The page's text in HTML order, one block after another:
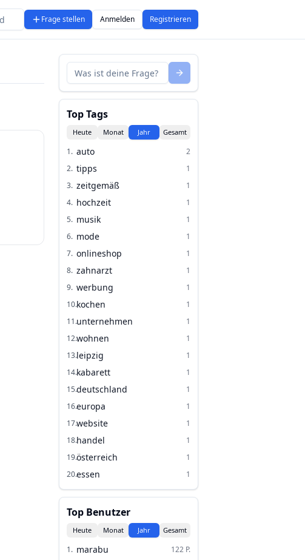
Frage stellen Anmelden Registrieren
Top Tags
Heute Monat Jahr Gesamt
1. auto
2
2. tipps
1
3. zeitgemäß
1
4. hochzeit
1
5. musik
1
6. mode
1
7. onlineshop
1
8. zahnarzt
1
9. werbung
1
10.kochen
1
11.unternehmen
1
12.wohnen
1
13.leipzig
1
14.kabarett
1
15.deutschland
1
16.europa
1
17.website
1
18.handel
1
19.österreich
1
20.essen 1
Top Benutzer
Heute Monat Jahr Gesamt
1. marabu 122 P.